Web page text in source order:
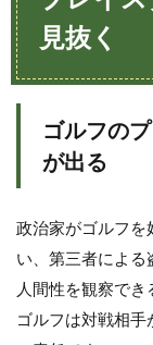
見抜く
ゴルフの
が出る
政治家がゴルフを
い、第三者によ
人間性を観察でき
ゴルフは対戦相